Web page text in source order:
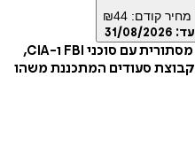
₪44
31/08/
ג'ק ריצ'ר נשלח למשימת לימודים מסתורית עם סוכני FBI ו-CIA,
סעודים המתכננת משהו